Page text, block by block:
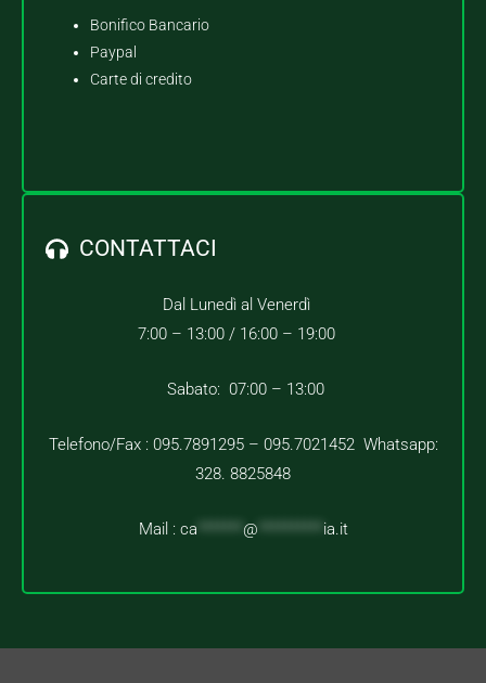
Bonifico Bancario
Paypal
Carte di credito
CONTATTACI
Dal Lunedì al Venerdì
7:00 – 13:00 / 16:00 – 19:00
Sabato: 07:00 – 13:00
Telefono/Fax : 095.7891295 – 095.7021452 Whatsapp:
328. 8825848
Mail : ca @ ia.it